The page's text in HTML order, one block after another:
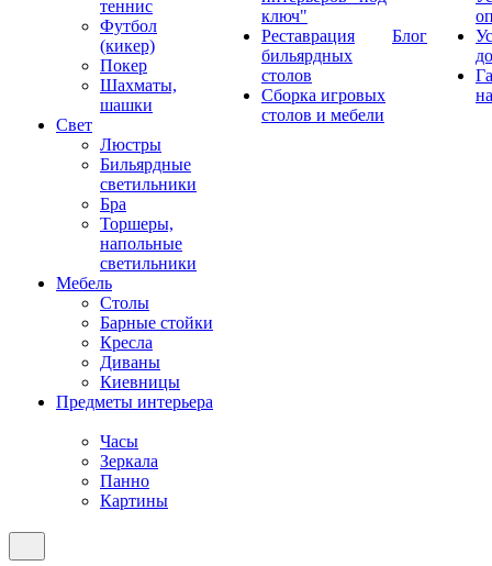
теннис
Футбол
(кикер)
Покер
Шахматы,
шашки
Свет
Люстры
Бильярдные
светильники
Бра
Торшеры,
напольные
светильники
Мебель
Столы
Барные стойки
Кресла
Диваны
Киевницы
Предметы интерьера
Часы
Зеркала
Панно
Картины
ключ"
Реставрация
бильярдных
столов
Сборка игровых
столов и мебели
Блог